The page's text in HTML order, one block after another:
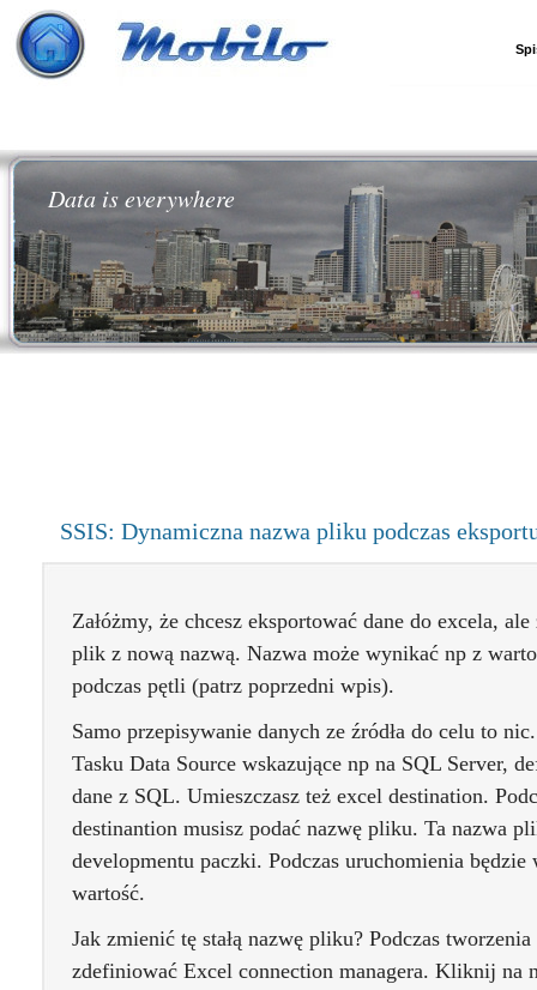
Data is everywhere
SSIS: Dynamiczna nazwa pliku podczas
Załóżmy, że chcesz eksportować dane do excela,
plik z nową nazwą. Nazwa może wynikać np z
podczas pętli (patrz poprzedni wpis).
Samo przepisywanie danych ze źródła do celu to
Tasku Data Source wskazujące np na SQL Server,
dane z SQL. Umieszczasz też excel destination.
destinantion musisz podać nazwę pliku. Ta nazwa
developmentu paczki. Podczas uruchomienia
wartość.
Jak zmienić tę stałą nazwę pliku? Podczas
zdefiniować Excel connection managera. Kliknij na